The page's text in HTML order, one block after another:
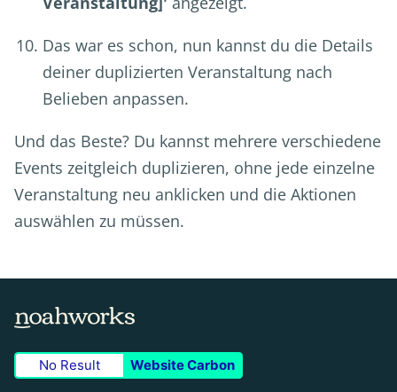
Das war es schon, nun kannst du die Details
deiner duplizierten Veranstaltung nach
Belieben anpassen.
Und das Beste? Du kannst mehrere verschiedene
Events zeitgleich duplizieren, ohne jede einzelne
Veranstaltung neu anklicken und die Aktionen
auswählen zu müssen.
No Result Website Carbon